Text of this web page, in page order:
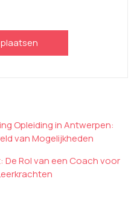
Opleiding in Antwerpen:
van Mogelijkheden
De Rol van een Coach voor